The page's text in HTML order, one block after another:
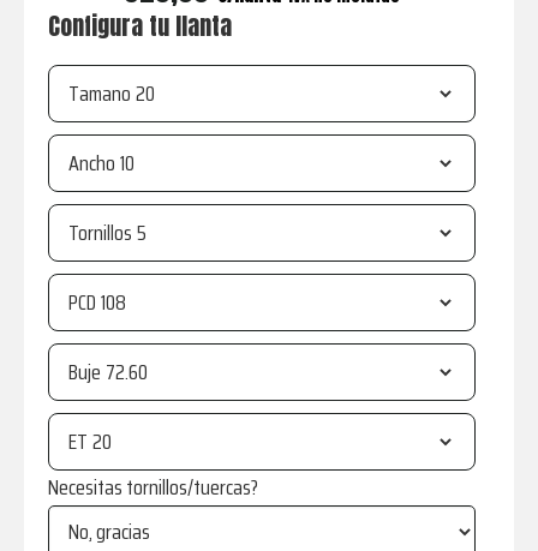
Configura tu llanta
Tamano
Ancho
Tornillos
PCD
Buje
ET
Necesitas tornillos/tuercas?